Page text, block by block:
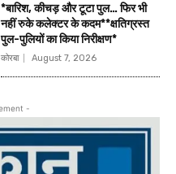
*बारिश, कीचड़ और टूटा पुल… फिर भी
नहीं रुके कलेक्टर के कदम**क्षतिग्रस्त
पुल-पुलियों का किया निरीक्षण*
कोरबा August 7, 2026
-